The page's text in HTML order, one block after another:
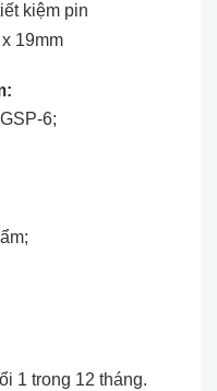
kiệm pin
19mm
6;
1 trong 12 tháng.